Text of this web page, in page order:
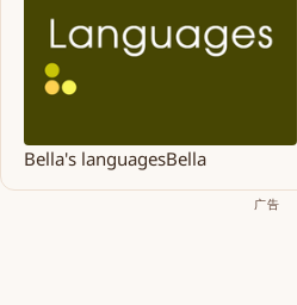
Bella's languagesBella
广告